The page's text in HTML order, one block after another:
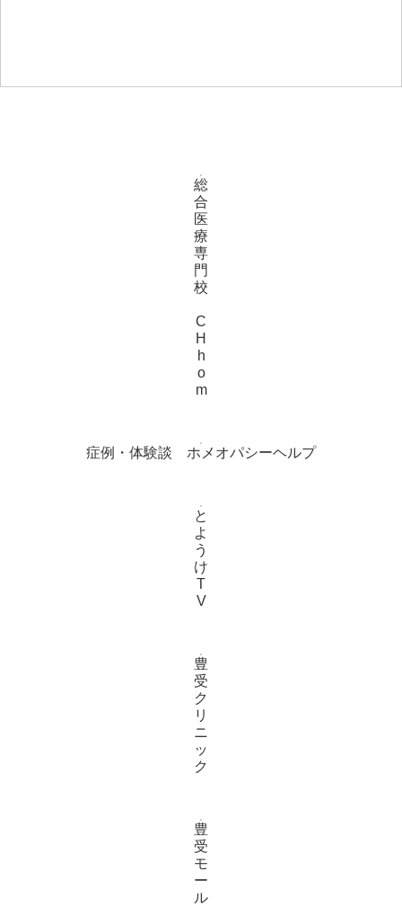
総
合
医
療
専
門
校
C
H
h
o
m
症例・体験談 ホメオパシーヘルプ
と
よ
う
け
T
V
豊
受
ク
リ
ニ
ッ
ク
豊
受
モ
ー
ル